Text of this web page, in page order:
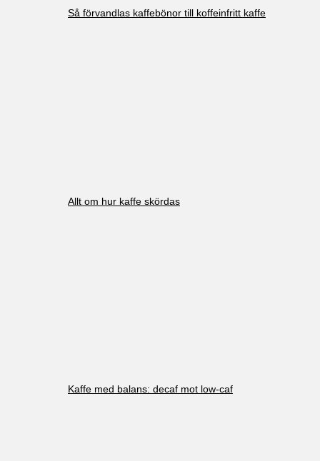
Så förvandlas kaffebönor till koffeinfritt kaffe
Allt om hur kaffe skördas
Kaffe med balans: decaf mot low-caf